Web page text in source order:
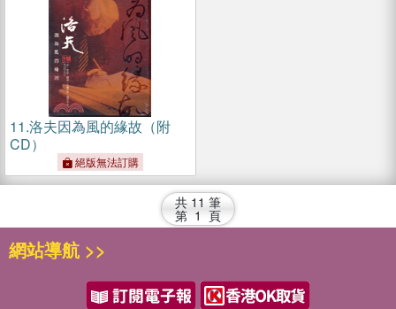
11.洛夫因為風的緣故（附
CD）
絕版無法訂購
共 11 筆
第 1 頁
網站導航 >>